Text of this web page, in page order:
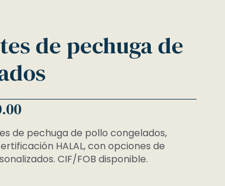
de pechuga de
de pechuga de pollo congelados,
HALAL, con opciones de
CIF/FOB disponible.